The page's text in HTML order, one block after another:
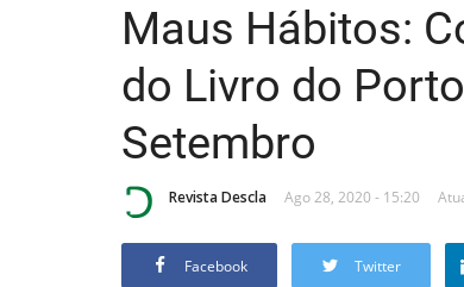
Maus Hábitos:
do Livro do
Setembro
Revista Descla Ago 28, 2020 - 15:20
Facebook Twitter